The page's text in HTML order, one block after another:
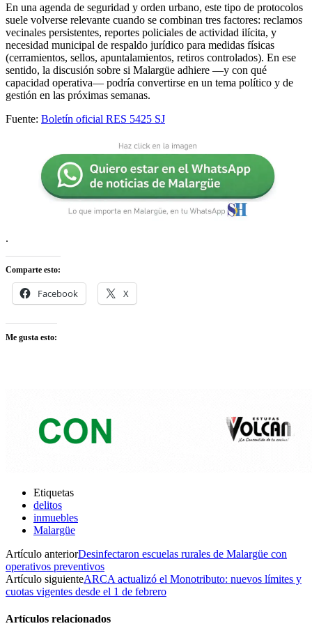
En una agenda de seguridad y orden urbano, este tipo de protocolos
suele volverse relevante cuando se combinan tres factores: reclamos
vecinales persistentes, reportes policiales de actividad ilícita, y
necesidad municipal de respaldo jurídico para medidas físicas
(cerramientos, sellos, apuntalamientos, retiros controlados). En ese
sentido, la discusión sobre si Malargüe adhiere —y con qué
capacidad operativa— podría convertirse en un tema político y de
gestión en las próximas semanas.
Fuente: Boletín oficial RES 5425 SJ
.
Comparte esto:
Facebook X
Me gusta esto:
Etiquetas
delitos
inmuebles
Malargüe
Artículo anteriorDesinfectaron escuelas rurales de Malargüe con
operativos preventivos
Artículo siguienteARCA actualizó el Monotributo: nuevos límites y
cuotas vigentes desde el 1 de febrero
Artículos relacionados